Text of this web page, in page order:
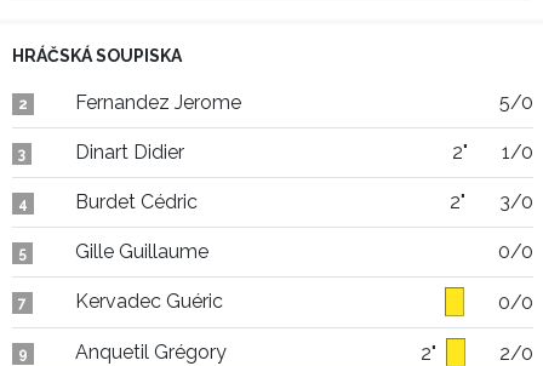
HRÁČSKÁ SOUPISKA
2 Fernandez Jerome 5/0
3 Dinart Didier 2" 1/0
4 Burdet Cédric 2" 3/0
5 Gille Guillaume 0/0
7 Kervadec Guéric 0/0
9 Anquetil Grégory 2" 2/0